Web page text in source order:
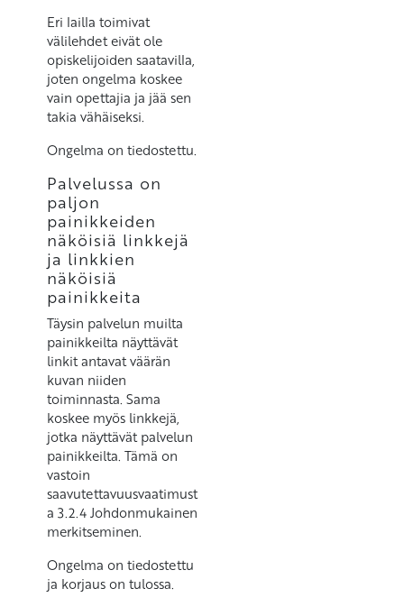
Eri lailla toimivat
välilehdet eivät ole
opiskelijoiden saatavilla,
joten ongelma koskee
vain opettajia ja jää sen
takia vähäiseksi.
Ongelma on tiedostettu.
Palvelussa on
paljon
painikkeiden
näköisiä linkkejä
ja linkkien
näköisiä
painikkeita
Täysin palvelun muilta
painikkeilta näyttävät
linkit antavat väärän
kuvan niiden
toiminnasta. Sama
koskee myös linkkejä,
jotka näyttävät palvelun
painikkeilta. Tämä on
vastoin
saavutettavuusvaatimust
a 3.2.4 Johdonmukainen
merkitseminen.
Ongelma on tiedostettu
ja korjaus on tulossa.